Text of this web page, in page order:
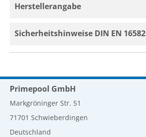
Herstellerangabe
Sicherheitshinweise DIN EN 16582
Primepool GmbH
Markgröninger Str. 51
71701 Schwieberdingen
Deutschland